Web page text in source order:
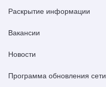
Раскрытие информации
Вакансии
Новости
Программа обновления сети